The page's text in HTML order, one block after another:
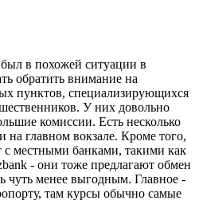
в похожей ситуации в
обратить внимание на
пунктов, специализирующихся
У них довольно
комиссии. Есть несколько
на главном вокзале. Кроме того,
с местными банками, такими как
- они тоже предлагают обмен
чуть менее выгодным. Главное -
там курсы обычно самые